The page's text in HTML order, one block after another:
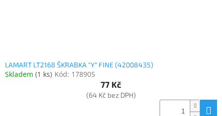
LAMART LT2168 ŠKRABKA "Y" FINE (42008435)
Skladem (1 ks) Kód: 178905
77 Kč
(64 Kč bez DPH)